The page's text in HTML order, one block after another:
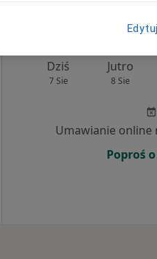
Dziś
7 Sie
Jutro
8 Sie
Umawianie online
Poproś